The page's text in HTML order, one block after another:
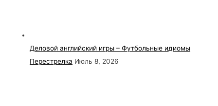
Деловой английский игры – Футбольные идиомы
Перестрелка Июль 8, 2026